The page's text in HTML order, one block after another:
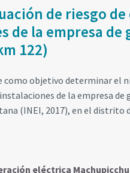
de riesgo
de la empresa
122)
como objetivo determinar el
de la empresa de
(INEI, 2017), en el
eléctrica Machupicchu